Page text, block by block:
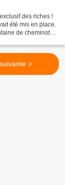
des riches !
été mis en place.
de cheminots
>